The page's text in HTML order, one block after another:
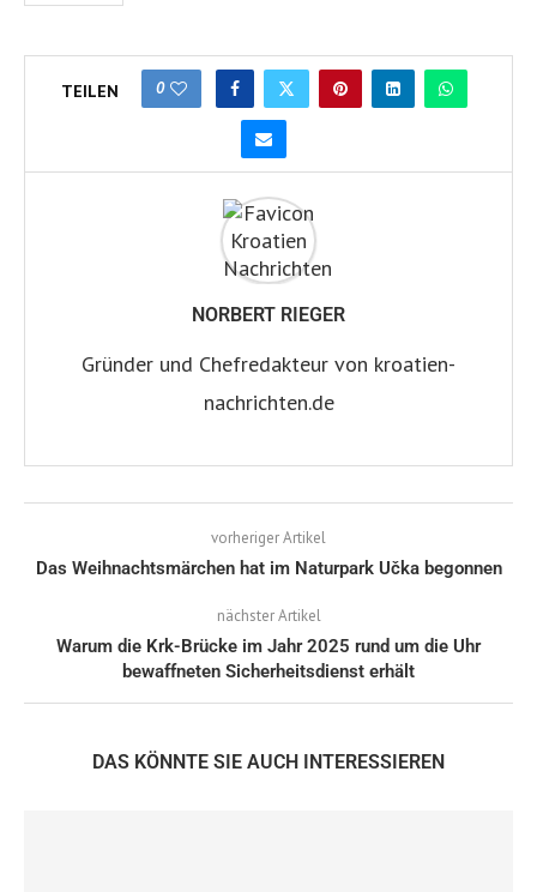
TEILEN 0
NORBERT RIEGER
Gründer und Chefredakteur von kroatien-
nachrichten.de
vorheriger Artikel
Das Weihnachtsmärchen hat im Naturpark Učka begonnen
nächster Artikel
Warum die Krk-Brücke im Jahr 2025 rund um die Uhr
bewaffneten Sicherheitsdienst erhält
DAS KÖNNTE SIE AUCH INTERESSIEREN